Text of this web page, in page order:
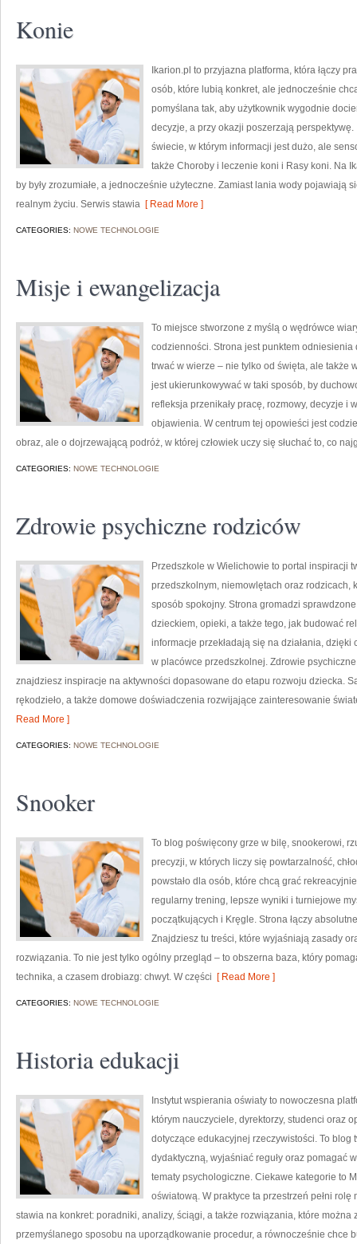
Konie
Ikarion.pl to przyjazna platforma, która łączy
osób, które lubią konkret, ale jednocześnie
pomyślana tak, aby użytkownik wygodnie
decyzje, a przy okazji poszerzają
świecie, w którym informacji jest dużo, ale
także Choroby i leczenie koni i Rasy koni. Na
by były zrozumiałe, a jednocześnie użyteczne. Zamiast lania wody pojawiają
realnym życiu. Serwis stawia [ Read More ]
CATEGORIES: NOWE TECHNOLOGIE
Misje i ewangelizacja
To miejsce stworzone z myślą o wędrówce
codzienności. Strona jest punktem
trwać w wierze – nie tylko od święta, ale także
jest ukierunkowywać w taki sposób, by
refleksja przenikały pracę, rozmowy, decyzje
objawienia. W centrum tej opowieści jest
obraz, ale o dojrzewającą podróż, w której człowiek uczy się słuchać to, co
CATEGORIES: NOWE TECHNOLOGIE
Zdrowie psychiczne rodziców
Przedszkole w Wielichowie to portal inspiracji
przedszkolnym, niemowlętach oraz rodzicach,
sposób spokojny. Strona gromadzi
dzieckiem, opieki, a także tego, jak budować
informacje przekładają się na działania,
w placówce przedszkolnej. Zdrowie
znajdziesz inspiracje na aktywności dopasowane do etapu rozwoju dziecka.
rękodzieło, a także domowe doświadczenia rozwijające zainteresowanie
Read More ]
CATEGORIES: NOWE TECHNOLOGIE
Snooker
To blog poświęcony grze w bilę, snookerowi,
precyzji, w których liczy się powtarzalność,
powstało dla osób, które chcą grać
regularny trening, lepsze wyniki i turniejowe
początkujących i Kręgle. Strona łączy
Znajdziesz tu treści, które wyjaśniają zasady
rozwiązania. To nie jest tylko ogólny przegląd – to obszerna baza, który
technika, a czasem drobiazg: chwyt. W części [ Read More ]
CATEGORIES: NOWE TECHNOLOGIE
Historia edukacji
Instytut wspierania oświaty to nowoczesna
którym nauczyciele, dyrektorzy, studenci oraz
dotyczące edukacyjnej rzeczywistości. To
dydaktyczną, wyjaśniać reguły oraz pomagać
tematy psychologiczne. Ciekawe kategorie to
oświatową. W praktyce ta przestrzeń pełni rolę
stawia na konkret: poradniki, analizy, ściągi, a także rozwiązania, które
przemyślanego sposobu na uporządkowanie procedur, a równocześnie chce